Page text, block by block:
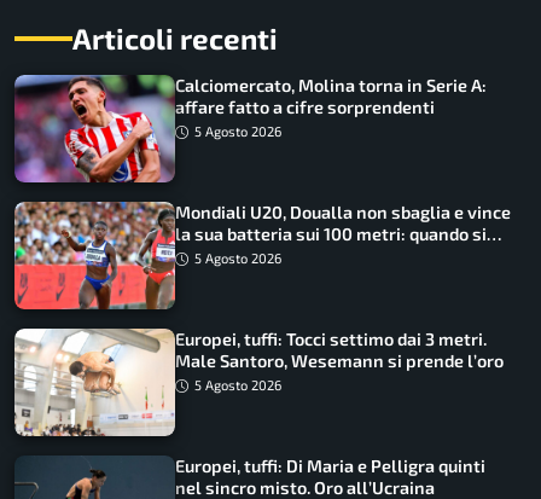
Articoli recenti
Calciomercato, Molina torna in Serie A:
affare fatto a cifre sorprendenti
5 Agosto 2026
Mondiali U20, Doualla non sbaglia e vince
la sua batteria sui 100 metri: quando si
disputano le finali
5 Agosto 2026
Europei, tuffi: Tocci settimo dai 3 metri.
Male Santoro, Wesemann si prende l’oro
5 Agosto 2026
Europei, tuffi: Di Maria e Pelligra quinti
nel sincro misto. Oro all’Ucraina